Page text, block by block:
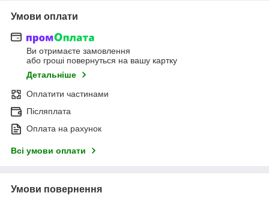
Умови оплати
Ви отримаєте замовлення
або гроші повернуться на вашу картку
Детальніше
Оплатити частинами
Післяплата
Оплата на рахунок
Всі умови оплати
Умови повернення